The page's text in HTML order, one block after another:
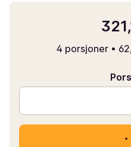
4 porsjoner •